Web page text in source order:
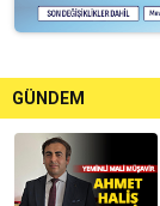
GÜNDEM